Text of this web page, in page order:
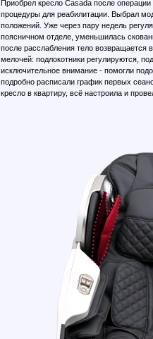
Приобрел кресло Casada после
процедуры для реабилитации. Выбрал
положений. Уже через пару недель
поясничном отделе, уменьшилась
после расслабления тело возвращается
мелочей: подлокотники регулируются,
исключительное внимание - помогли
подробно расписали график первых
кресло в квартиру, всё настроила и